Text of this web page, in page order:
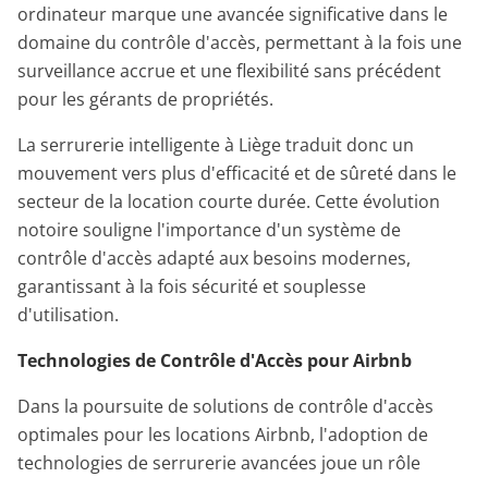
ordinateur marque une avancée significative dans le
domaine du contrôle d'accès, permettant à la fois une
surveillance accrue et une flexibilité sans précédent
pour les gérants de propriétés.
La serrurerie intelligente à Liège traduit donc un
mouvement vers plus d'efficacité et de sûreté dans le
secteur de la location courte durée. Cette évolution
notoire souligne l'importance d'un système de
contrôle d'accès adapté aux besoins modernes,
garantissant à la fois sécurité et souplesse
d'utilisation.
Technologies de Contrôle d'Accès pour Airbnb
Dans la poursuite de solutions de contrôle d'accès
optimales pour les locations Airbnb, l'adoption de
technologies de serrurerie avancées joue un rôle